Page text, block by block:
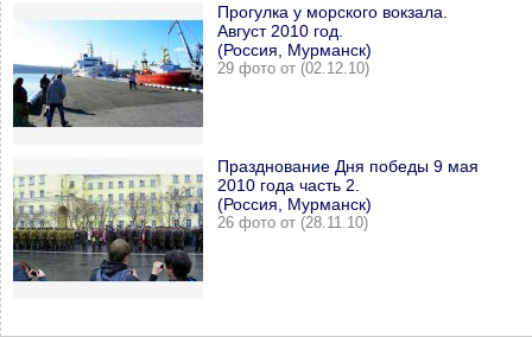
Прогулка у морского вокзала.
Август 2010 год.
(Россия, Мурманск)
29 фото от (02.12.10)
Празднование Дня победы 9 мая
2010 года часть 2.
(Россия, Мурманск)
26 фото от (28.11.10)